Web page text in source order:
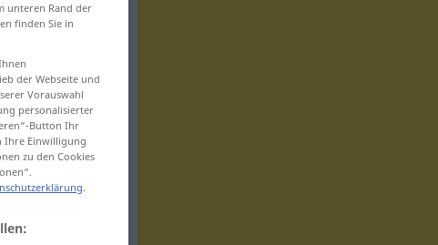
unteren Rand der
finden Sie in
der Webseite und
Vorauswahl
personalisierter
Button Ihr
Ihre Einwilligung
zu den Cookies
.